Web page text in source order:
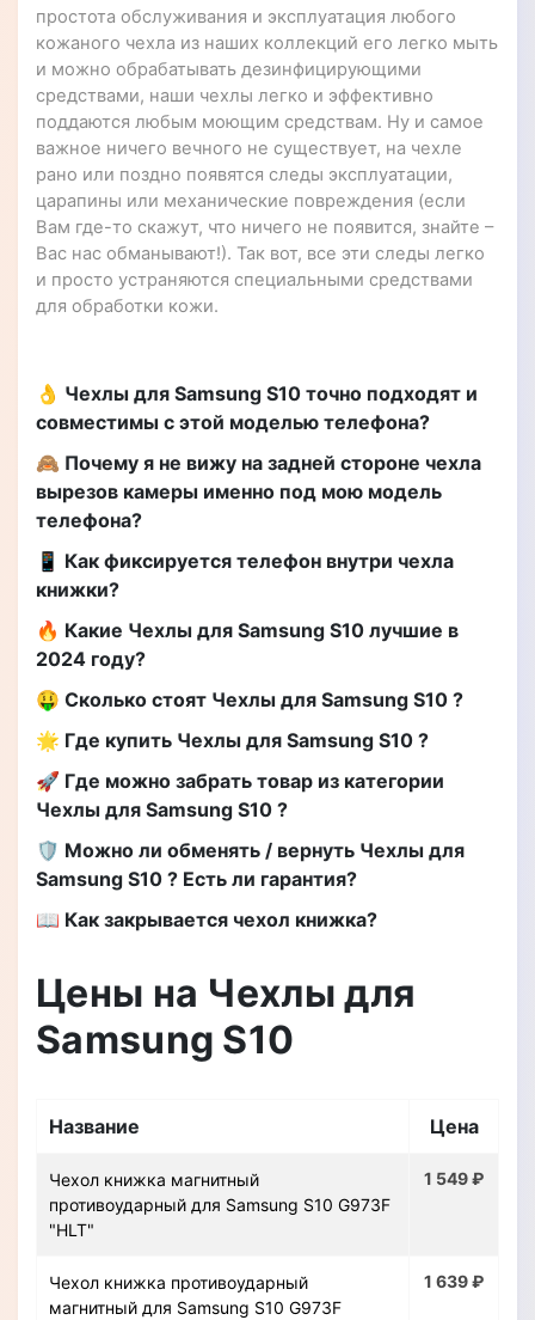
простота обслуживания и эксплуатация любого
кожаного чехла из наших коллекций его легко мыть
и можно обрабатывать дезинфицирующими
средствами, наши чехлы легко и эффективно
поддаются любым моющим средствам. Ну и самое
важное ничего вечного не существует, на чехле
рано или поздно появятся следы эксплуатации,
царапины или механические повреждения (если
Вам где-то скажут, что ничего не появится, знайте –
Вас нас обманывают!). Так вот, все эти следы легко
и просто устраняются специальными средствами
для обработки кожи.
👌 Чехлы для Samsung S10 точно подходят и
совместимы с этой моделью телефона?
🙈 Почему я не вижу на задней стороне чехла
вырезов камеры именно под мою модель
телефона?
📱 Как фиксируется телефон внутри чехла
книжки?
🔥 Какие Чехлы для Samsung S10 лучшие в
2024 году?
🤑 Сколько стоят Чехлы для Samsung S10 ?
🌟 Где купить Чехлы для Samsung S10 ?
🚀 Где можно забрать товар из категории
Чехлы для Samsung S10 ?
🛡️ Можно ли обменять / вернуть Чехлы для
Samsung S10 ? Есть ли гарантия?
📖 Как закрывается чехол книжка?
Цены на Чехлы для
Samsung S10
Название Цена
Чехол книжка магнитный
противоударный для Samsung S10 G973F
"HLT"
1 549 ₽
Чехол книжка противоударный
магнитный для Samsung S10 G973F
1 639 ₽